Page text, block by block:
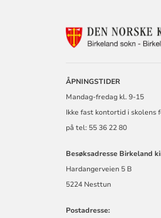
ÅPNINGSTIDER
Mandag-fredag kl. 9-15
Ikke fast kontortid i skolens
på tel: 55 36 22 80
Besøksadresse Birkeland
Hardangerveien 5 B
5224 Nesttun
Postadresse: